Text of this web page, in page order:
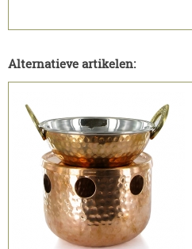
Alternatieve artikelen: